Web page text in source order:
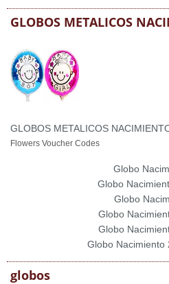
GLOBOS METALICOS
GLOBOS METALICOS
Flowers Voucher Codes
Globo
Globo
Globo
Globo
Globo
Globo Nacimiento
globos